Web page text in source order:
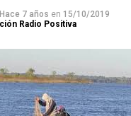
Hace 7 años en 15/10/2019
Radio Positiva